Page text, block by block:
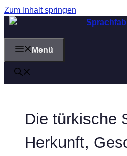
Zum Inhalt springen
Menü
Die türkische
Herkunft,